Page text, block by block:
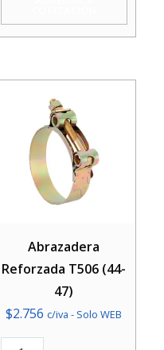
Abrazadera
Reforzada T506 (44-
47)
$2.756 c/iva - Solo WEB